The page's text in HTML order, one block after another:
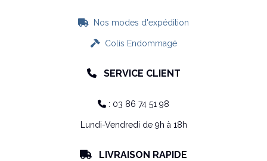
 Nos modes d'expédition
Colis Endommagé
 SERVICE CLIENT
 : 03 86 74 51 98
Lundi-Vendredi de 9h à 18h
 LIVRAISON RAPIDE